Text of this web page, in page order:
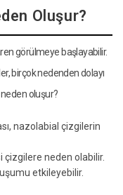
Oluşur?
görülmeye başlayabilir.
birçok nedenden dolayı
oluşur?
nazolabial çizgilerin
neden olabilir.
etkileyebilir.